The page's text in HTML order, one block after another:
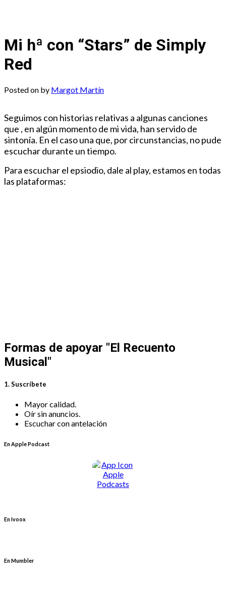
Mi hª con “Stars” de Simply
Red
Posted on by Margot Martín
Seguimos con historias relativas a algunas canciones
que , en algún momento de mi vida, han servido de
sintonía. En el caso una que, por circunstancias, no pude
escuchar durante un tiempo.
Para escuchar el epsiodio, dale al play, estamos en todas
las plataformas:
Formas de apoyar "El Recuento
Musical"
1. Suscríbete
Mayor calidad.
Oír sin anuncios.
Escuchar con antelación
En Apple Podcast
En Ivoox
En Mumbler